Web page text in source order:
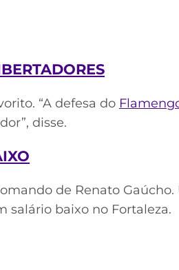
“A defesa do
disse.
de Renato Gaúcho.
salário baixo no Fortaleza.